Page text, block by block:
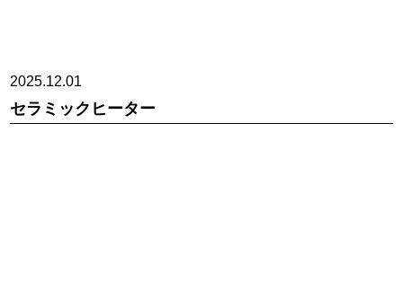
2025.12.01
セラミックヒーター